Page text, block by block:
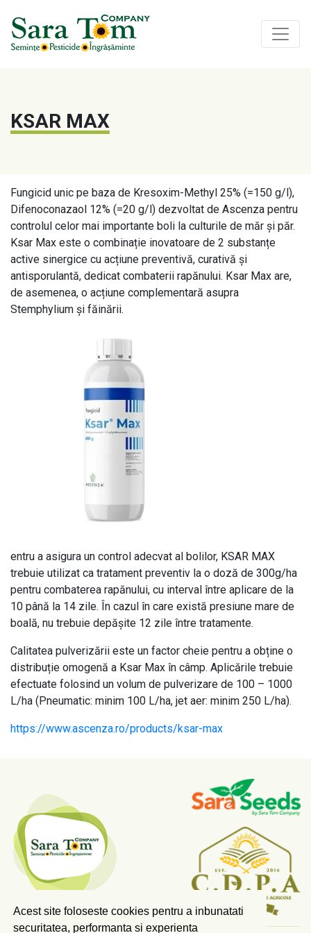
Acest site foloseste cookies pentru a inbunatati
securitatea, performanta si experienta
KSAR MAX
Fungicid unic pe baza de Kresoxim-Methyl 25% (=150 g/l),
Difenoconazaol 12% (=20 g/l) dezvoltat de Ascenza pentru
controlul celor mai importante boli la culturile de măr și păr.
Ksar Max este o combinație inovatoare de 2 substanțe
active sinergice cu acțiune preventivă, curativă și
antisporulantă, dedicat combaterii rapănului. Ksar Max are,
de asemenea, o acțiune complementară asupra
Stemphylium și făinării.
entru a asigura un control adecvat al bolilor, KSAR MAX
trebuie utilizat ca tratament preventiv la o doză de 300g/ha
pentru combaterea rapănului, cu interval între aplicare de la
10 până la 14 zile. În cazul în care există presiune mare de
boală, nu trebuie depășite 12 zile între tratamente.
Calitatea pulverizării este un factor cheie pentru a obține o
distribuție omogenă a Ksar Max în câmp. Aplicările trebuie
efectuate folosind un volum de pulverizare de 100 – 1000
L/ha (Pneumatic: minim 100 L/ha, jet aer: minim 250 L/ha).
https://www.ascenza.ro/products/ksar-max